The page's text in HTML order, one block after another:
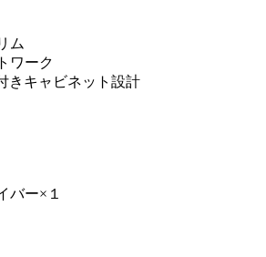
ム
ワーク
きキャビネット設計
バー×１